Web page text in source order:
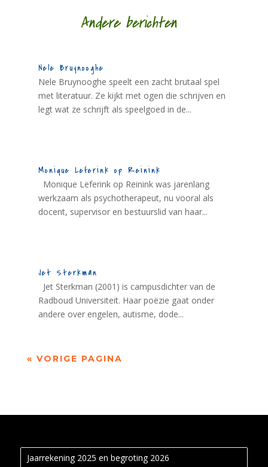
Andere berichten
Nele Bruynooghe
Nele Bruynooghe speelt een zacht brutaal spel
met literatuur. Ze kijkt met ogen die schrijven en
legt wat ze schrijft als speelgoed in de...
Monique Leferink op Reinink
Monique Leferink op Reinink was jarenlang
werkzaam als psychotherapeut, nu vooral als
docent, supervisor en bestuurslid van haar...
Jet Sterkman
Jet Sterkman (2001) is campusdichter van de
Radboud Universiteit. Haar poëzie gaat onder
andere over engelen, autisme, dode...
« VORIGE PAGINA
Jaarrekening 2025 en begroting 2026